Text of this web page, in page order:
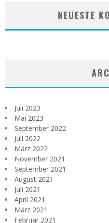
NEUESTE
Juli 2023
Mai 2023
September 2022
Juli 2022
März 2022
November 2021
September 2021
August 2021
Juli 2021
April 2021
März 2021
Februar 2021